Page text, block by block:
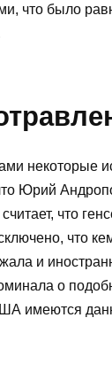
что было
некоторые
Юрий
что
что
и
о
имеются